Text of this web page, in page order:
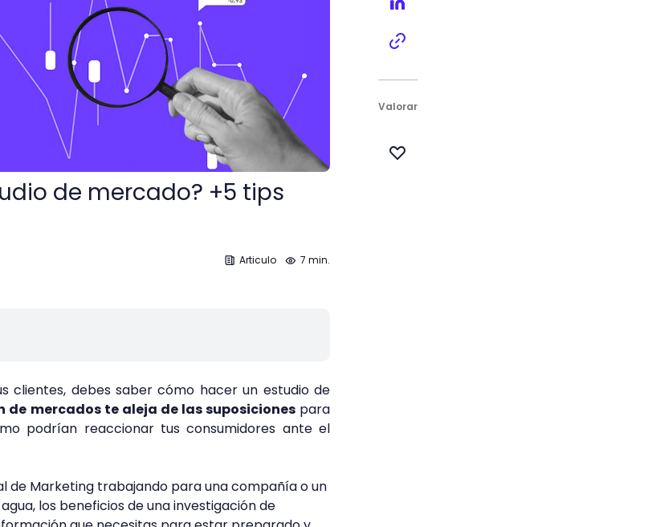
de mercado? +5 tips
Articulo 7 min.
clientes, debes saber cómo hacer un estudio de
de mercados te aleja de las suposicionespara
podrían reaccionar tus consumidores ante el
de Marketing trabajando para una compañía o un
los beneficios de una investigación de
Valorar